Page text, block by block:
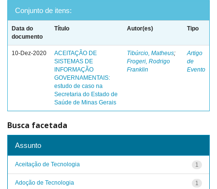
Conjunto de itens:
Data do
documento
Título Autor(es) Tipo
10-Dez-2020
ACEITAÇÃO DE
SISTEMAS DE
INFORMAÇÃO
GOVERNAMENTAIS:
estudo de caso na
Secretaria do Estado de
Saúde de Minas Gerais
Tibúrcio, Matheus;
Frogeri, Rodrigo
Franklin
Artigo
de
Evento
Busca facetada
Assunto
1
Aceitação de Tecnologia
1
Adoção de Tecnologia